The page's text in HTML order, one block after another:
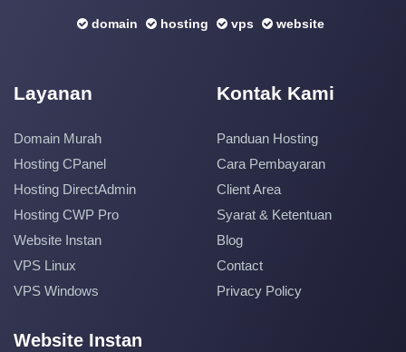
domain hosting vps website
Layanan
Domain Murah
Hosting CPanel
Hosting DirectAdmin
Hosting CWP Pro
Website Instan
VPS Linux
VPS Windows
Kontak Kami
Panduan Hosting
Cara Pembayaran
Client Area
Syarat & Ketentuan
Blog
Contact
Privacy Policy
Website Instan